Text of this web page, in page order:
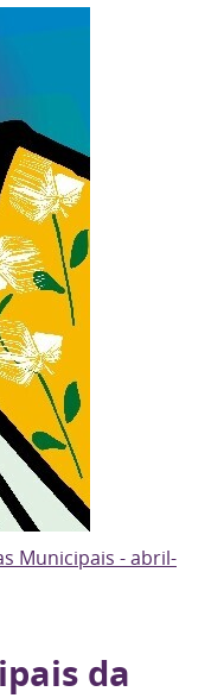
Municipais - abril-
da